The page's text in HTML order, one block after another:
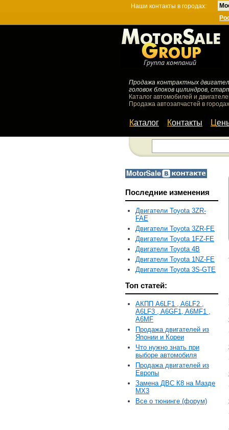
Наши контакты в городах:
Продажа контрактных
головок блоков цилиндров,
Каталог автомобилей и
Продажа автозапчастей в
Каталог Контакты
Последние изменения
Двигатели Toyota 3ZR-
FAE
Двигатели Toyota 3ZR-FE
Двигатели Toyota 1FZ-FE
Двигатели Toyota 4B
Двигатели Toyota 1NZ-FE
Двигатели Toyota 3S-GTE
Топ статей:
АКПП A6LF1 , A6LF2 ,
A6LF3 , A6GF1, A6MF1 ,
A6MF
Продажа двигателей из
Японии и Кореи
Что нужно знать при
выборе автомобиля
Продажа двигателей из
Европы
Замена ДВС К8 на Мазде
MX3
Все о тюнинге (форум)